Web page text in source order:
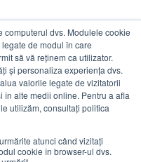
computerul dvs. Modulele cookie
de modul în care
să vă reținem ca utilizator.
și personaliza experiența dvs.
valorile legate de vizitatorii
în alte medii online. Pentru a afla
utilizăm, consultați politica
atunci când vizitați
cookie în browser-ul dvs.